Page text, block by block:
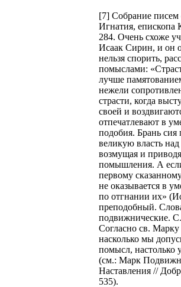
[7] Собрание писем
Игнатия, епископа
284. Очень схоже
Исаак Сирин, и он
нельзя спорить,
помыслами:
лучше
нежели
страсти, когда
своей и
отпечатлевают в
подобия. Брань сия
великую власть
возмущая и
помышления. А
первому
не оказывается в
по отгнании их»
преподобный.
подвижнические.
Согласно св.
насколько мы
помысл,
(см.: Марк
Наставления //
535).